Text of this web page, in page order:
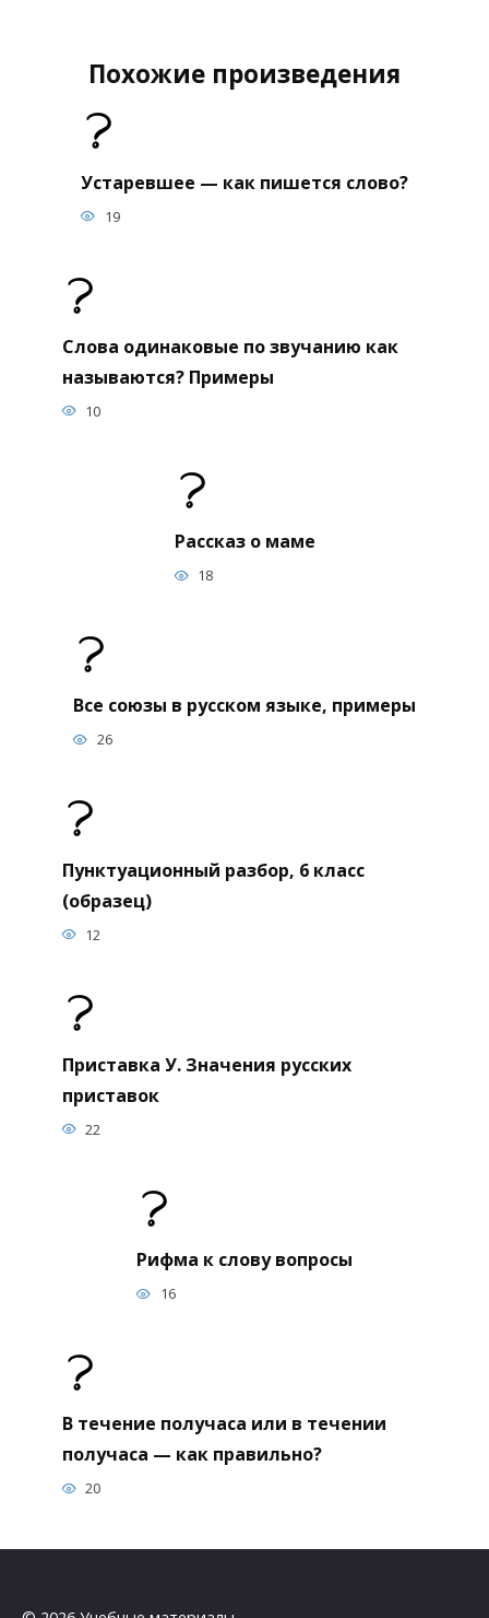
Похожие произведения
Устаревшее — как пишется слово?
19
Слова одинаковые по звучанию как
называются? Примеры
10
Рассказ о маме
18
Все союзы в русском языке, примеры
26
Пунктуационный разбор, 6 класс
(образец)
12
Приставка У. Значения русских
приставок
22
Рифма к слову вопросы
16
В течение получаса или в течении
получаса — как правильно?
20